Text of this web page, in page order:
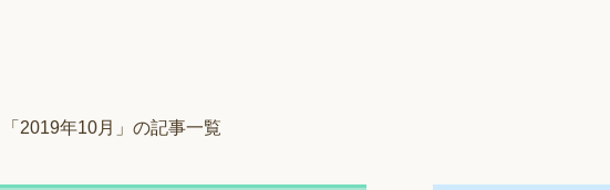
「2019年10月」の記事一覧